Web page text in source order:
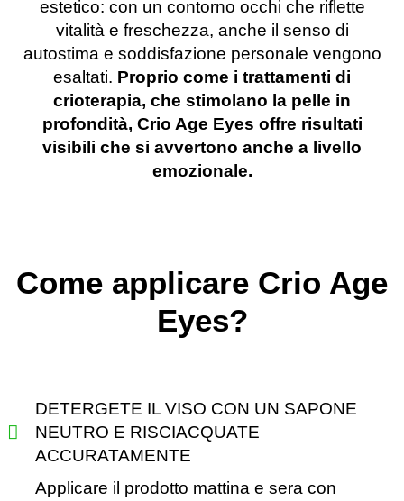
estetico: con un contorno occhi che riflette
vitalità e freschezza, anche il senso di
autostima e soddisfazione personale vengono
esaltati. Proprio come i trattamenti di
crioterapia, che stimolano la pelle in
profondità, Crio Age Eyes offre risultati
visibili che si avvertono anche a livello
emozionale.
Come applicare Crio Age
Eyes?
DETERGETE IL VISO CON UN SAPONE
NEUTRO E RISCIACQUATE
ACCURATAMENTE
Applicare il prodotto mattina e sera con